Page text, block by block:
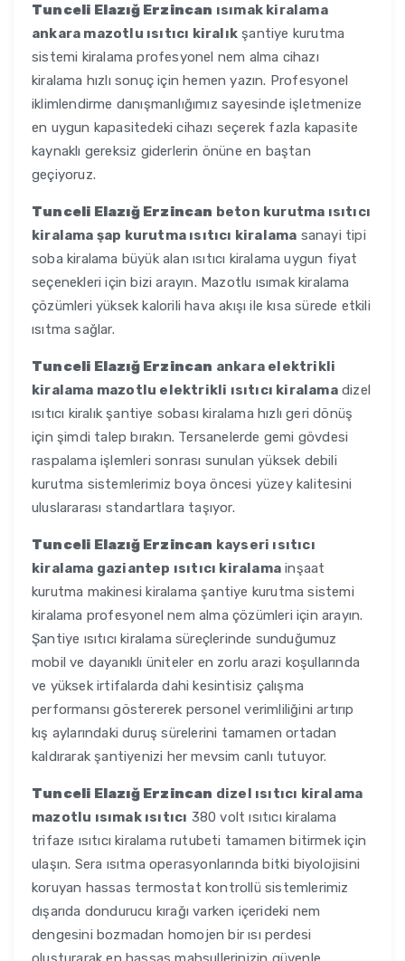
Tunceli Elazığ Erzincan ısımak kiralama
ankara mazotlu ısıtıcı kiralık şantiye kurutma
sistemi kiralama profesyonel nem alma cihazı
kiralama hızlı sonuç için hemen yazın. Profesyonel
iklimlendirme danışmanlığımız sayesinde işletmenize
en uygun kapasitedeki cihazı seçerek fazla kapasite
kaynaklı gereksiz giderlerin önüne en baştan
geçiyoruz.
Tunceli Elazığ Erzincan beton kurutma ısıtıcı
kiralama şap kurutma ısıtıcı kiralama sanayi tipi
soba kiralama büyük alan ısıtıcı kiralama uygun fiyat
seçenekleri için bizi arayın. Mazotlu ısımak kiralama
çözümleri yüksek kalorili hava akışı ile kısa sürede etkili
ısıtma sağlar.
Tunceli Elazığ Erzincan ankara elektrikli
kiralama mazotlu elektrikli ısıtıcı kiralamadizel
ısıtıcı kiralık şantiye sobası kiralama hızlı geri dönüş
için şimdi talep bırakın. Tersanelerde gemi gövdesi
raspalama işlemleri sonrası sunulan yüksek debili
kurutma sistemlerimiz boya öncesi yüzey kalitesini
uluslararası standartlara taşıyor.
Tunceli Elazığ Erzincan kayseri ısıtıcı
kiralama gaziantep ısıtıcı kiralama inşaat
kurutma makinesi kiralama şantiye kurutma sistemi
kiralama profesyonel nem alma çözümleri için arayın.
Şantiye ısıtıcı kiralama süreçlerinde sunduğumuz
mobil ve dayanıklı üniteler en zorlu arazi koşullarında
ve yüksek irtifalarda dahi kesintisiz çalışma
performansı göstererek personel verimliliğini artırıp
kış aylarındaki duruş sürelerini tamamen ortadan
kaldırarak şantiyenizi her mevsim canlı tutuyor.
Tunceli Elazığ Erzincan dizel ısıtıcı kiralama
mazotlu ısımak ısıtıcı 380 volt ısıtıcı kiralama
trifaze ısıtıcı kiralama rutubeti tamamen bitirmek için
ulaşın. Sera ısıtma operasyonlarında bitki biyolojisini
koruyan hassas termostat kontrollü sistemlerimiz
dışarıda dondurucu kırağı varken içerideki nem
dengesini bozmadan homojen bir ısı perdesi